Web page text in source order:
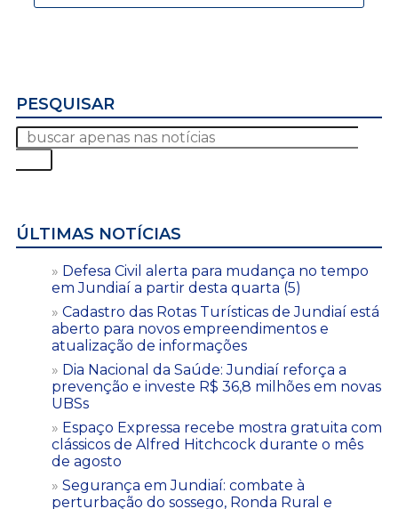
PESQUISAR
ÚLTIMAS NOTÍCIAS
Defesa Civil alerta para mudança no tempo
em Jundiaí a partir desta quarta (5)
Cadastro das Rotas Turísticas de Jundiaí está
aberto para novos empreendimentos e
atualização de informações
Dia Nacional da Saúde: Jundiaí reforça a
prevenção e investe R$ 36,8 milhões em novas
UBSs
Espaço Expressa recebe mostra gratuita com
clássicos de Alfred Hitchcock durante o mês
de agosto
Segurança em Jundiaí: combate à
perturbação do sossego, Ronda Rural e